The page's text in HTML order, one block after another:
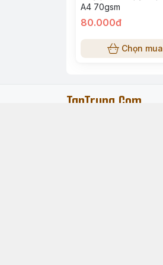
A4 70gsm
80.000đ
Chọn mua
TanTrung.Com